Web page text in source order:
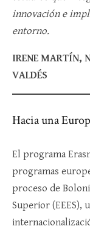
innovación e
entorno.
IRENE MARTÍN,
VALDÉS
Hacia una
El programa
programas
proceso de
Superior (EEES),